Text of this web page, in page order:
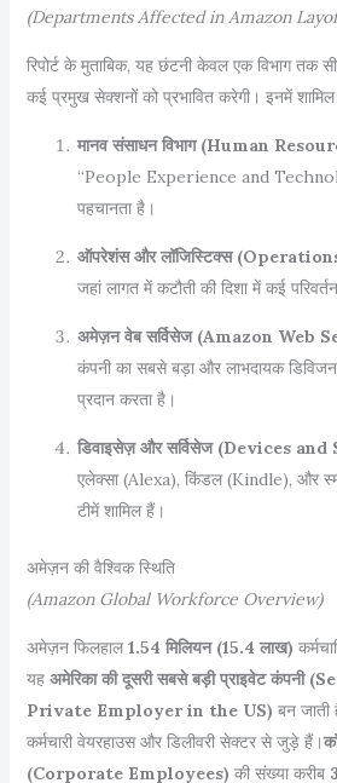
(Departments Affected in Amazon
रिपोर्ट के मुताबिक, यह छंटनी केवल एक विभाग तक
कई प्रमुख सेक्शनों को प्रभावित करेगी। इनमें
मानव संसाधन विभाग (Human
“People Experience and
पहचानता है।
ऑपरेशंस और लॉजिस्टिक्स
जहां लागत में कटौती की दिशा में कई
अमेज़न वेब सर्विसेज (Amazon Web
कंपनी का सबसे बड़ा और लाभदायक
प्रदान करता है।
डिवाइसेज़ और सर्विसेज (Devices
एलेक्सा (Alexa), किंडल (Kindle), और
टीमें शामिल हैं।
अमेज़न की वैश्विक स्थिति
(Amazon Global Workforce Overview)
अमेज़न फिलहाल1.54 मिलियन (15.4 लाख)
यह अमेरिका की दूसरी सबसे बड़ी प्राइवेट कंपनी
Private Employer in the US) बन जाती
कर्मचारी वेयरहाउस और डिलीवरी सेक्टर से जुड़े हैं।
(Corporate Employees) की संख्या करीब